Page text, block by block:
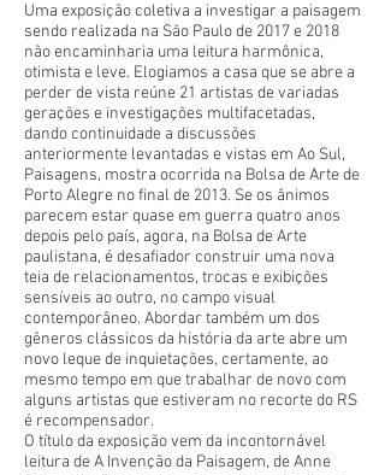
Uma exposição coletiva a investigar a paisagem
sendo realizada na São Paulo de 2017 e 2018
não encaminharia uma leitura harmônica,
otimista e leve. Elogiamos a casa que se abre a
perder de vista reúne 21 artistas de variadas
gerações e investigações multifacetadas,
dando continuidade a discussões
anteriormente levantadas e vistas em Ao Sul,
Paisagens, mostra ocorrida na Bolsa de Arte de
Porto Alegre no final de 2013. Se os ânimos
parecem estar quase em guerra quatro anos
depois pelo país, agora, na Bolsa de Arte
paulistana, é desafiador construir uma nova
teia de relacionamentos, trocas e exibições
sensíveis ao outro, no campo visual
contemporâneo. Abordar também um dos
gêneros clássicos da história da arte abre um
novo leque de inquietações, certamente, ao
mesmo tempo em que trabalhar de novo com
alguns artistas que estiveram no recorte do RS
é recompensador.
O título da exposição vem da incontornável
leitura de A Invenção da Paisagem, de Anne